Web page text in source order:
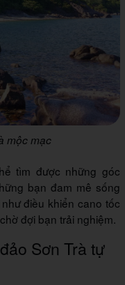
mộc mạc
tìm được những góc
bạn đam mê sống
điều khiển cano tốc
đợi bạn trải nghiệm.
Sơn Trà tự